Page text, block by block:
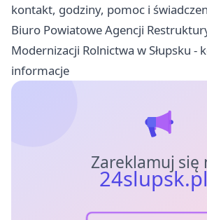
kontakt, godziny, pomoc i
Biuro Powiatowe Agencji
Modernizacji Rolnictwa w Słupsku -
informacje
Zareklamuj się